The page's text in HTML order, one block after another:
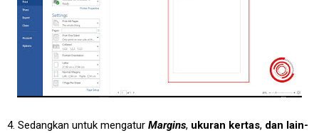
4. Sedangkan untuk mengatur Margins, ukuran kertas, dan lain-